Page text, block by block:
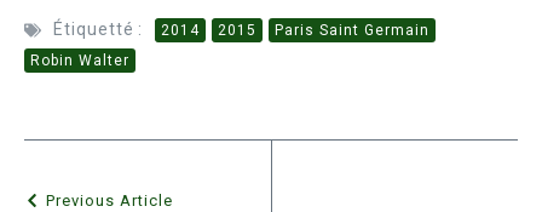
Étiquetté : 2014 2015
Paris Saint Germain
Robin Walter
Previous Article